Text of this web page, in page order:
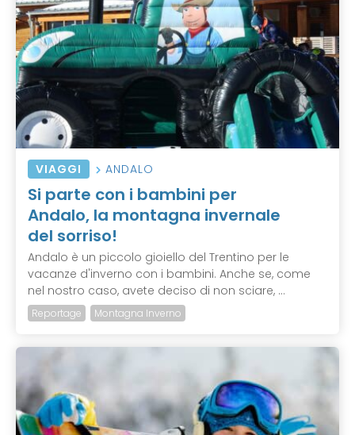
VIAGGI ANDALO
Si parte con i bambini per
Andalo, la montagna invernale
del sorriso!
Andalo è un piccolo gioiello del Trentino per le
vacanze d'inverno con i bambini. Anche se, come
nel nostro caso, avete deciso di non sciare, ...
Reportage Montagna Inverno